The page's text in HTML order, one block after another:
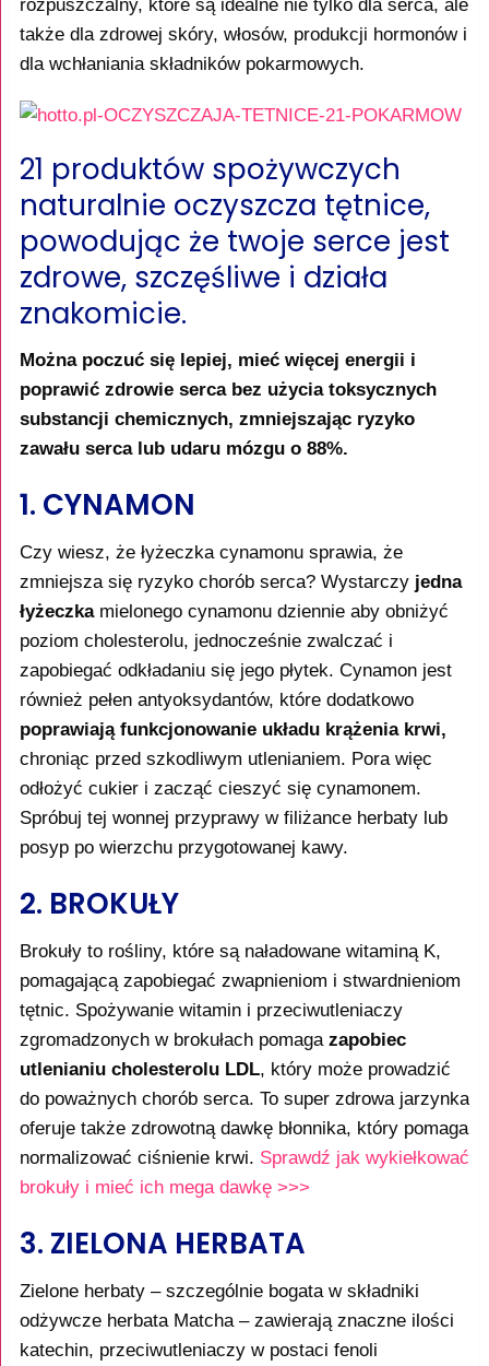
rozpuszczalny, które są idealne nie tylko dla serca, ale
także dla zdrowej skóry, włosów, produkcji hormonów i
dla wchłaniania składników pokarmowych.
21 produktów spożywczych
naturalnie oczyszcza tętnice,
powodując że twoje serce jest
zdrowe, szczęśliwe i działa
znakomicie.
Można poczuć się lepiej, mieć więcej energii i
poprawić zdrowie serca bez użycia toksycznych
substancji chemicznych, zmniejszając ryzyko
zawału serca lub udaru mózgu o 88%.
1. CYNAMON
Czy wiesz, że łyżeczka cynamonu sprawia, że
zmniejsza się ryzyko chorób serca? Wystarczy jedna
łyżeczkamielonego cynamonu dziennie aby obniżyć
poziom cholesterolu, jednocześnie zwalczać i
zapobiegać odkładaniu się jego płytek. Cynamon jest
również pełen antyoksydantów, które dodatkowo
poprawiają funkcjonowanie układu krążenia krwi,
chroniąc przed szkodliwym utlenianiem. Pora więc
odłożyć cukier i zacząć cieszyć się cynamonem.
Spróbuj tej wonnej przyprawy w filiżance herbaty lub
posyp po wierzchu przygotowanej kawy.
2. BROKUŁY
Brokuły to rośliny, które są naładowane witaminą K,
pomagającą zapobiegać zwapnieniom i stwardnieniom
tętnic. Spożywanie witamin i przeciwutleniaczy
zgromadzonych w brokułach pomaga zapobiec
utlenianiu cholesterolu LDL, który może prowadzić
do poważnych chorób serca. To super zdrowa jarzynka
oferuje także zdrowotną dawkę błonnika, który pomaga
normalizować ciśnienie krwi. Sprawdź jak wykiełkować
brokuły i mieć ich mega dawkę >>>
3. ZIELONA HERBATA
Zielone herbaty – szczególnie bogata w składniki
odżywcze herbata Matcha – zawierają znaczne ilości
katechin, przeciwutleniaczy w postaci fenoli